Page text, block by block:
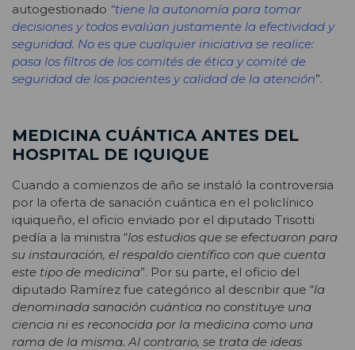
autogestionado “tiene la autonomía para tomar
decisiones y todos evalúan justamente la efectividad y
seguridad. No es que cualquier iniciativa se realice:
pasa los filtros de los comités de ética y comité de
seguridad de los pacientes y calidad de la atención”.
MEDICINA CUÁNTICA ANTES DEL
HOSPITAL DE IQUIQUE
Cuando a comienzos de año se instaló la controversia
por la oferta de sanación cuántica en el policlínico
iquiqueño, el oficio enviado por el diputado Trisotti
pedía a la ministra “los estudios que se efectuaron para
su instauración, el respaldo científico con que cuenta
este tipo de medicina”. Por su parte, el oficio del
diputado Ramírez fue categórico al describir que “la
denominada sanación cuántica no constituye una
ciencia ni es reconocida por la medicina como una
rama de la misma. Al contrario, se trata de ideas